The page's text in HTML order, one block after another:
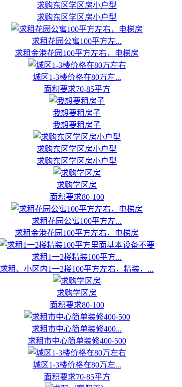
求购东区学区房小户型
求购东区学区房小户型
求租花园公寓100平方左...
求租金港花园100平方左右，电梯房
城区1-3楼价格在80万左...
面积要求70-85平方
我想要租房子
我想要租房子
求购东区学区房小户型
求购东区学区房小户型
求购学区房
面积要求80-100
求租花园公寓100平方左...
求租金港花园100平方左右，电梯房
求租1一2楼精装100平方...
求租、小区内1一2楼100平方左右，精装，...
求购学区房
面积要求80-100
求租市中心简单装修400...
求租市中心简单装修400-500
城区1-3楼价格在80万左...
面积要求70-85平方